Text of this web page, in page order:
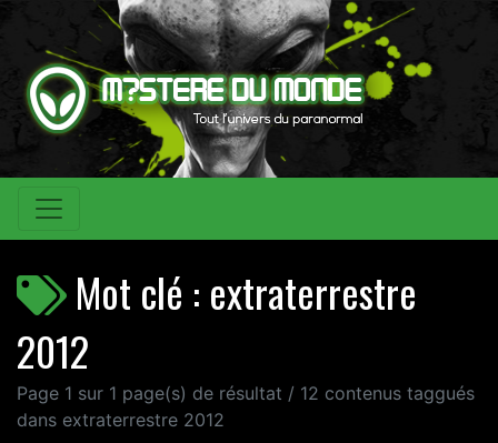
Mot clé : extraterrestre
2012
Page 1 sur 1 page(s) de résultat / 12 contenus taggués
dans extraterrestre 2012